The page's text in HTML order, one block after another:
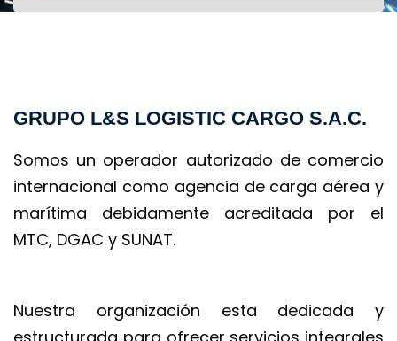
GRUPO L&S LOGISTIC CARGO S.A.C.
Somos un operador autorizado de comercio
internacional como agencia de carga aérea y
marítima debidamente acreditada por el
MTC, DGAC y SUNAT.
Nuestra organización esta dedicada y